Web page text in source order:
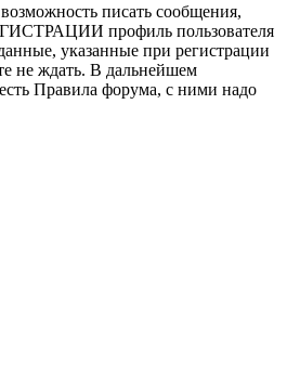
писать сообщения,
профиль пользователя
указанные при регистрации
не ждать. В дальнейшем
Правила форума, с ними надо